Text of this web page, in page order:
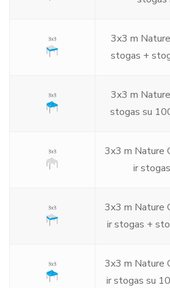
3x3 m
stogas +
3x3 m
stogas su
3x3 m Nature
ir
3x3 m Nature
ir stogas +
3x3 m Nature
ir stogas su